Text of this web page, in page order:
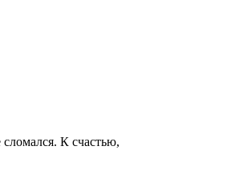
К счастью,